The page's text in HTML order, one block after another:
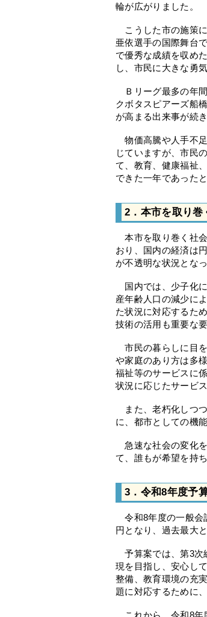
輪が広がりました。
こうした市の施策
亜依選手の国際舞台
で優秀な成績を収め
し、市民に大きな勇
Ｂリーグ最多の年
クボタスピアーズ船
が高まる出来事が続き
物価高騰や人手不
じていますが、市民
て、教育、健康福祉
できた一年であった
2． 本市を取り巻
本市を取り巻く社
おり、国内の経済は
が不透明な状況とな
国内では、少子化
産年齢人口の減少に
た状況に対応するた
技術の活用も重要な
市民の暮らしに目
や家庭のあり方は多
福祉等のサービスに
状況に応じたサービ
また、老朽化しつ
に、都市としての機
急速な社会の変化
て、誰もが希望を持
3．令和8年度予
令和8年度の一般会
円となり、過去最大
予算案では、第3次
現を目指し、安心し
整備、教育環境の充
題に対応するために